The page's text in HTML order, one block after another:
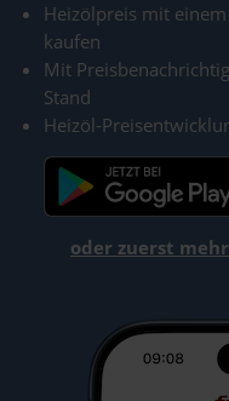
Heizölpreis mit
kaufen
Mit
Stand
Heizöl-
oder zuerst